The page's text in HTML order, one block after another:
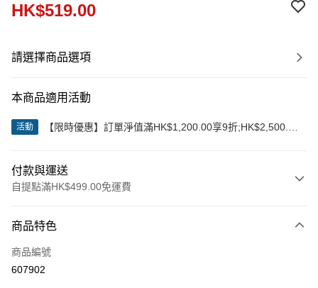
HK$519.00
請選擇商品選項
本商品適用活動
活動
【限時優惠】訂單淨值滿HK$1,200.00享9折;HK$2,500.00
付款與運送
自提點滿HK$499.00免運費
信用卡
Apple Pay
商品特色
商品編號
607902